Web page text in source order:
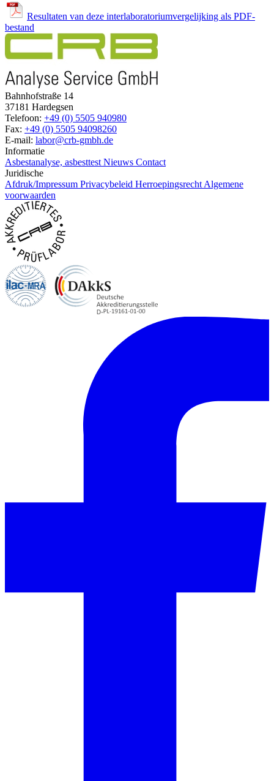
Resultaten van deze interlaboratoriumvergelijking als PDF-
bestand
Bahnhofstraße 14
37181 Hardegsen
Telefoon: +49 (0) 5505 940980
Fax: +49 (0) 5505 94098260
E-mail: labor@crb-gmbh.de
Informatie
Asbestanalyse, asbesttest Nieuws Contact
Juridische
Afdruk/Impressum Privacybeleid Herroepingsrecht Algemene
voorwaarden